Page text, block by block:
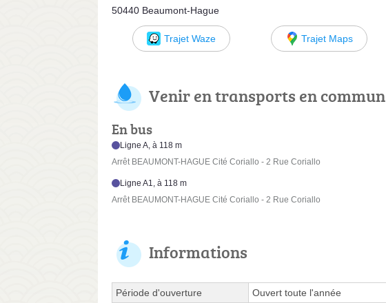
50440 Beaumont-Hague
Trajet Waze Trajet Maps
Venir en transports en commun
En bus
Ligne A, à 118 m
Arrêt BEAUMONT-HAGUE Cité Coriallo - 2 Rue Coriallo
Ligne A1, à 118 m
Arrêt BEAUMONT-HAGUE Cité Coriallo - 2 Rue Coriallo
Informations
Période d'ouverture
Ouvert toute l'année